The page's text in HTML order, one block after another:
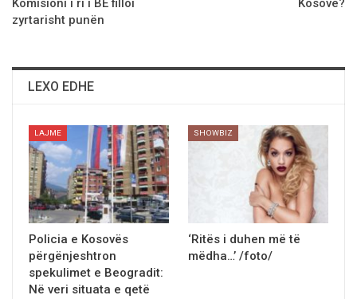
Komisioni i ri i BE filloi
zyrtarisht punën
Kosovë?
LEXO EDHE
LAJME
Policia e Kosovës
përgënjeshtron
spekulimet e Beogradit:
Në veri situata e qetë
SHOWBIZ
‘Ritёs i duhen më të
mëdha…’ /foto/